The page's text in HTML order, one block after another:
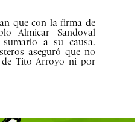
que con la firma de
Almicar Sandoval
sumarlo a su causa.
aseguró que no
Tito Arroyo ni por